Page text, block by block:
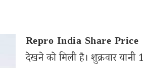
Repro India Share Price
देखने को मिली है। शुक्रवार